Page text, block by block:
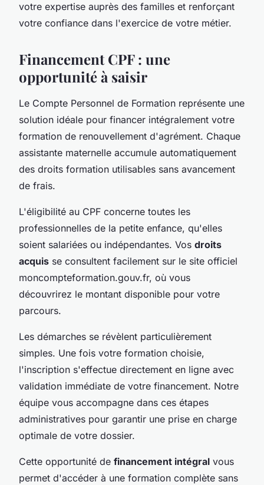
votre expertise auprès des familles et renforçant
votre confiance dans l'exercice de votre métier.
Financement CPF : une
opportunité à saisir
Le Compte Personnel de Formation représente une
solution idéale pour financer intégralement votre
formation de renouvellement d'agrément. Chaque
assistante maternelle accumule automatiquement
des droits formation utilisables sans avancement
de frais.
L'éligibilité au CPF concerne toutes les
professionnelles de la petite enfance, qu'elles
soient salariées ou indépendantes. Vos droits
acquis se consultent facilement sur le site officiel
moncompteformation.gouv.fr, où vous
découvrirez le montant disponible pour votre
parcours.
Les démarches se révèlent particulièrement
simples. Une fois votre formation choisie,
l'inscription s'effectue directement en ligne avec
validation immédiate de votre financement. Notre
équipe vous accompagne dans ces étapes
administratives pour garantir une prise en charge
optimale de votre dossier.
Cette opportunité de financement intégral vous
permet d'accéder à une formation complète sans